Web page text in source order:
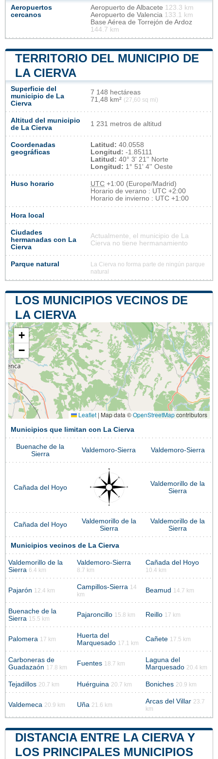
Aeropuertos
cercanos
Aeropuerto de Albacete 123.3 km
Aeropuerto de Valencia 133.1 km
Base Aérea de Torrejón de Ardoz
144.7 km
TERRITORIO DEL MUNICIPIO DE
LA CIERVA
Superficie del
municipio de La
Cierva
7 148 hectáreas
71,48 km² (27,60 sq mi)
Altitud del municipio
de La Cierva
1 231 metros de altitud
Coordenadas
geográficas
Latitud: 40.0558
Longitud: -1.85111
Latitud: 40° 3' 21'' Norte
Longitud: 1° 51' 4'' Oeste
Huso horario UTC +1:00 (Europe/Madrid)
Horario de verano : UTC +2:00
Horario de invierno : UTC +1:00
Hora local
Ciudades
hermanadas con La
Cierva
Actualmente, el municipio de La
Cierva no tiene hermanamiento
Parque natural
La Cierva no forma parte de ningún parque
natural
LOS MUNICIPIOS VECINOS DE
LA CIERVA
+
−
Leaflet | Map data ©OpenStreetMapcontributors
Municipios que limitan con La Cierva
Buenache de la
Sierra
Valdemoro-Sierra Valdemoro-Sierra
Cañada del Hoyo
Valdemorillo de la
Sierra
Cañada del Hoyo
Valdemorillo de la
Sierra
Valdemorillo de la
Sierra
Municipios vecinos de La Cierva
Valdemorillo de la
Sierra 6.4 km
Valdemoro-Sierra
8.7 km
Cañada del Hoyo
10.4 km
Pajarón 12.4 km Campillos-Sierra 14
km
Beamud 14.7 km
Buenache de la
Sierra 15.5 km
Pajaroncillo 15.8 km Reillo 17 km
Palomera 17 km
Huerta del
Marquesado 17.1 km
Cañete 17.5 km
Carboneras de
Guadazaón 17.8 km
Fuentes 18.7 km
Laguna del
Marquesado 20.4 km
Tejadillos 20.7 km Huérguina 20.7 km Boniches 20.9 km
Valdemeca 20.9 km Uña 21.6 km Arcas del Villar 23.7
km
DISTANCIA ENTRE LA CIERVA Y
LOS PRINCIPALES MUNICIPIOS